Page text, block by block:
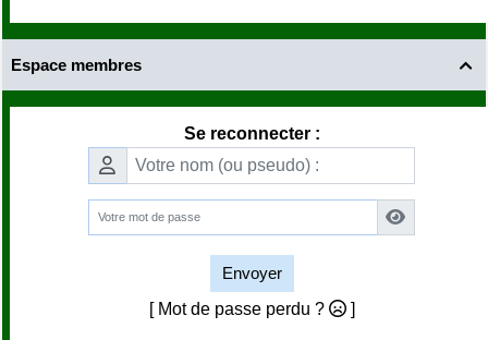

Espace membres
Se reconnecter :
Envoyer
[ Mot de passe perdu ?
]